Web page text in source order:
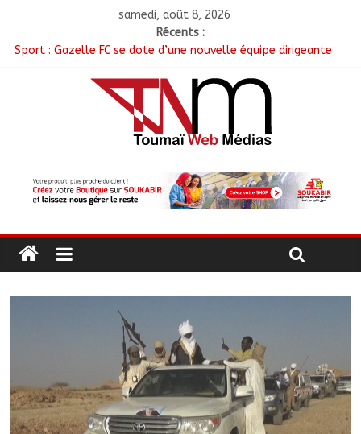
samedi, août 8, 2026
Récents :
Sport : Gazelle FC se dote d’une nouvelle équipe dirigeante
mobilisation religieuse
Politique : Le RPC lance l’opération de dépôt des demandes de
أبشي: الرئيس الولائي للحزب الإصلاحي بولاية وداي يطالب الحكومة
Ati : Une journée de salubrité organisée au marché moderne